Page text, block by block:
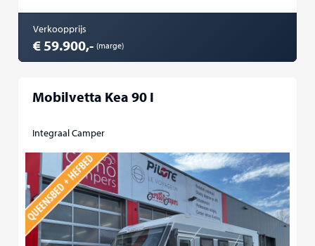
Verkoopprijs
€ 59.900,- (marge)
Mobilvetta Kea 90 I
Integraal Camper